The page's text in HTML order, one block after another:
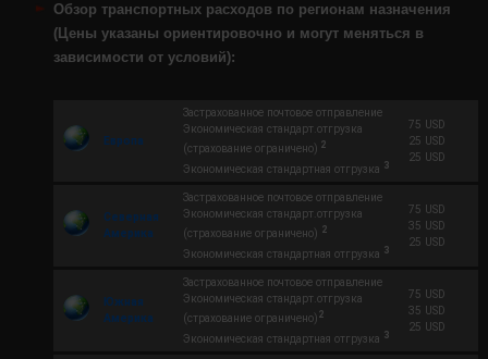
Обзор транспортных расходов по регионам назначения
(Цены указаны ориентировочно и могут меняться в
зависимости от условий):
Европа
Застрахованное почтовое отправление
Экономическая стандарт.отгрузка
(страхование ограничено) 2
Экономическая стандартная отгрузка 3
75 USD
25 USD
25 USD
Северная
Америка
Застрахованное почтовое отправление
Экономическая стандарт.отгрузка
(страхование ограничено) 2
Экономическая стандартная отгрузка 3
75 USD
35 USD
25 USD
Южная
Америка
Застрахованное почтовое отправление
Экономическая стандарт.oтгрузка
(страхование ограничено) 2
Экономическая стандартная отгрузка 3
75 USD
35 USD
25 USD